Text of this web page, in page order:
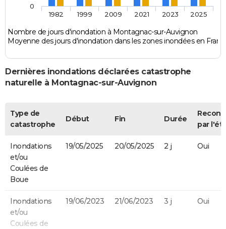
Nombre de jours d'inondation à Montagnac-sur-Auvignon
Moyenne des jours d'inondation dans les zones inondées en
1982 1999 2009 2021 2023 2025
0
Dernières inondations déclarées catastrophe
naturelle à Montagnac-sur-Auvignon
Type de
catastrophe
Début Fin Durée
par
Inondations
et/ou
Coulées de
Boue
19/05/2025 20/05/2025 2 j Oui
Inondations
et/ou
Coulées de
19/06/2023 21/06/2023 3 j Oui